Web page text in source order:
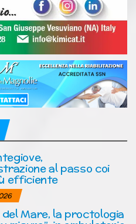
al passo coi
efficiente
Mare, la proctologia